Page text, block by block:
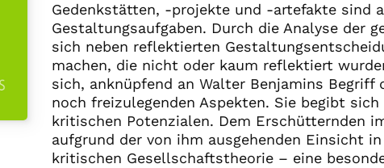
Gedenkstätten, -projekte und -artefakte sind
Gestaltungsaufgaben. Durch die Analyse der
sich neben reflektierten
machen, die nicht oder kaum reflektiert
sich, anknüpfend an Walter Benjamins
noch freizulegenden Aspekten. Sie begibt
kritischen Potenzialen. Dem Erschütternden
aufgrund der von ihm ausgehenden Einsicht
kritischen Gesellschaftstheorie – eine